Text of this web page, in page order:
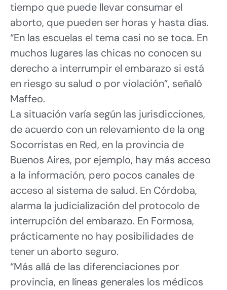
tiempo que puede llevar consumar el
aborto, que pueden ser horas y hasta días.
“En las escuelas el tema casi no se toca. En
muchos lugares las chicas no conocen su
derecho a interrumpir el embarazo si está
en riesgo su salud o por violación”, señaló
Maffeo.
La situación varía según las jurisdicciones,
de acuerdo con un relevamiento de la ong
Socorristas en Red, en la provincia de
Buenos Aires, por ejemplo, hay más acceso
a la información, pero pocos canales de
acceso al sistema de salud. En Córdoba,
alarma la judicialización del protocolo de
interrupción del embarazo. En Formosa,
prácticamente no hay posibilidades de
tener un aborto seguro.
“Más allá de las diferenciaciones por
provincia, en líneas generales los médicos